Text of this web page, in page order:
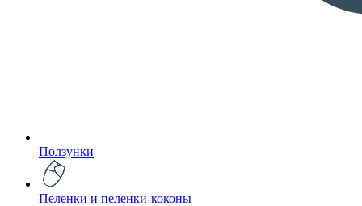
Ползунки
Пеленки и пеленки-коконы